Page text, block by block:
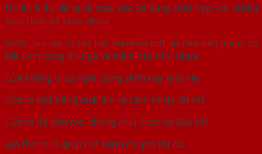
Nhiều kiểu dáng và màu sắc đa dạng phù hợp với nhiều
kiểu thiết kế khác nhau
Được cấu tạo từ các hạt nhựa và bột gỗ nên sản phẩm có
đặc tính cứng như gỗ và mềm dẻo như nhựa
Cửa không bị co ngót, công vênh hay mối mọt
Cửa có khả năng cách âm và cách nhiệt rất tốt
Cửa có độ bền cao, chống chịu được va đập tốt
Giá thành rẻ giúp tiết kiệm chi phí tối đa